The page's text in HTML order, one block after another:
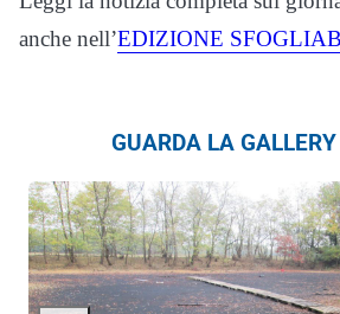
anche nell’EDIZIONE
GUARDA LA